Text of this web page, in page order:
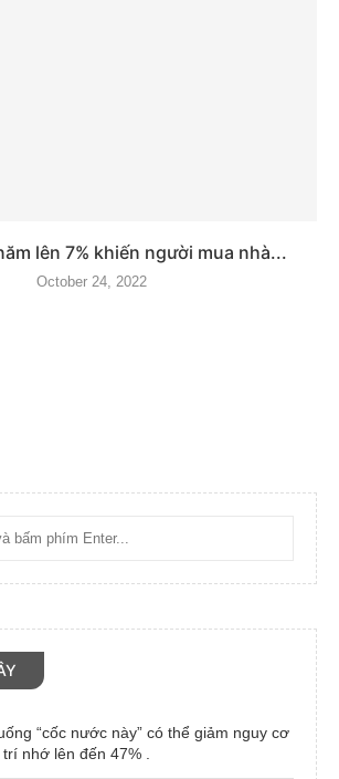
lên 7% khiến người mua nhà...
October 24, 2022
“cốc nước này” có thể giảm nguy cơ
nhớ lên đến 47% .